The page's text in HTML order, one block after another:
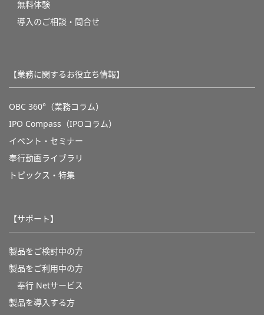
無料体験
導入のご相談・問合せ
【業務に関するお役立ち情報】
OBC 360°（業務コラム）
IPO Compass（IPOコラム）
イベント・セミナー
奉行動画ライブラリ
トピックス・特集
【サポート】
製品をご検討中の方
製品をご利用中の方
奉行 Netサービス
製品を導入する方